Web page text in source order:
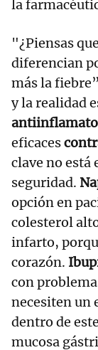
la
"¿Piensas
diferencian
más la
y la realidad
eficaces
clave no está
seguridad.
opción en
colesterol
infarto,
corazón.
con
necesiten un
dentro de
mucosa